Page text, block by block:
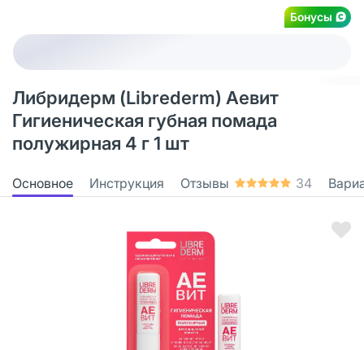
Бонусы
Либридерм (Librederm) Аевит
Гигиеническая губная помада
полужирная 4 г 1 шт
Основное Инструкция Отзывы 34